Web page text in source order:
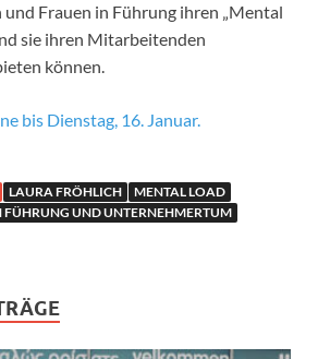
Frauen in Führung ihren „Mental
sie ihren Mitarbeitenden
können.
bis Dienstag, 16. Januar.
LAURA FRÖHLICH
MENTAL LOAD
FÜHRUNG UND UNTERNEHMERTUM